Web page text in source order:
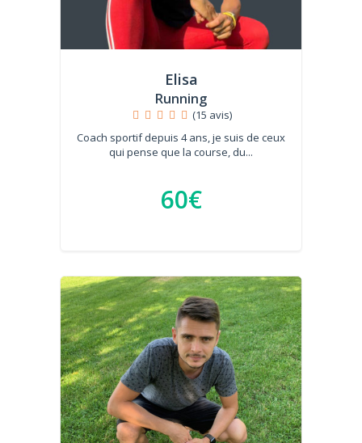
Elisa
Running
(15 avis)
Coach sportif depuis 4 ans, je suis de ceux
qui pense que la course, du...
60€